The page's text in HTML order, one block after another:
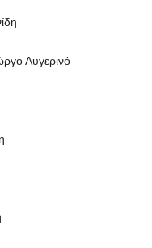
Αυγερινό